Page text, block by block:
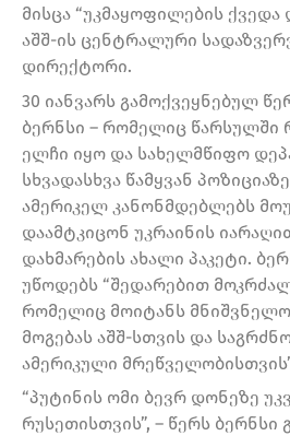
მისცა “უკმაყოფილების ქვედა
აშშ-ის ცენტრალური
დირექტორი.
30 იანვარს გამოქვეყნებულ
ბერნსი – რომელიც წარსულში
ელჩი იყო და სახელმწიფო
სხვადასხვა წამყვან
ამერიკელ კანონმდებლებს
დაამტკიცონ უკრაინის
დახმარების ახალი პაკეტი.
უწოდებს “შედარებით
რომელიც მოიტანს
მოგებას აშშ-სთვის და
ამერიკული
“პუტინის ომი ბევრ დონეზე
რუსეთისთვის”, – წერს ბერნსი